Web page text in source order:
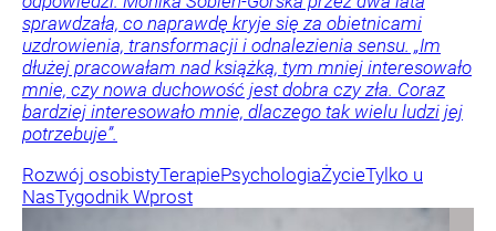
sprawdzała, co naprawdę kryje się za obietnicami
uzdrowienia, transformacji i odnalezienia sensu. „Im
dłużej pracowałam nad książką, tym mniej interesowało
mnie, czy nowa duchowość jest dobra czy zła. Coraz
bardziej interesowało mnie, dlaczego tak wielu ludzi jej
potrzebuje”.
Rozwój osobistyTerapiePsychologiaŻycieTylko u
NasTygodnik Wprost